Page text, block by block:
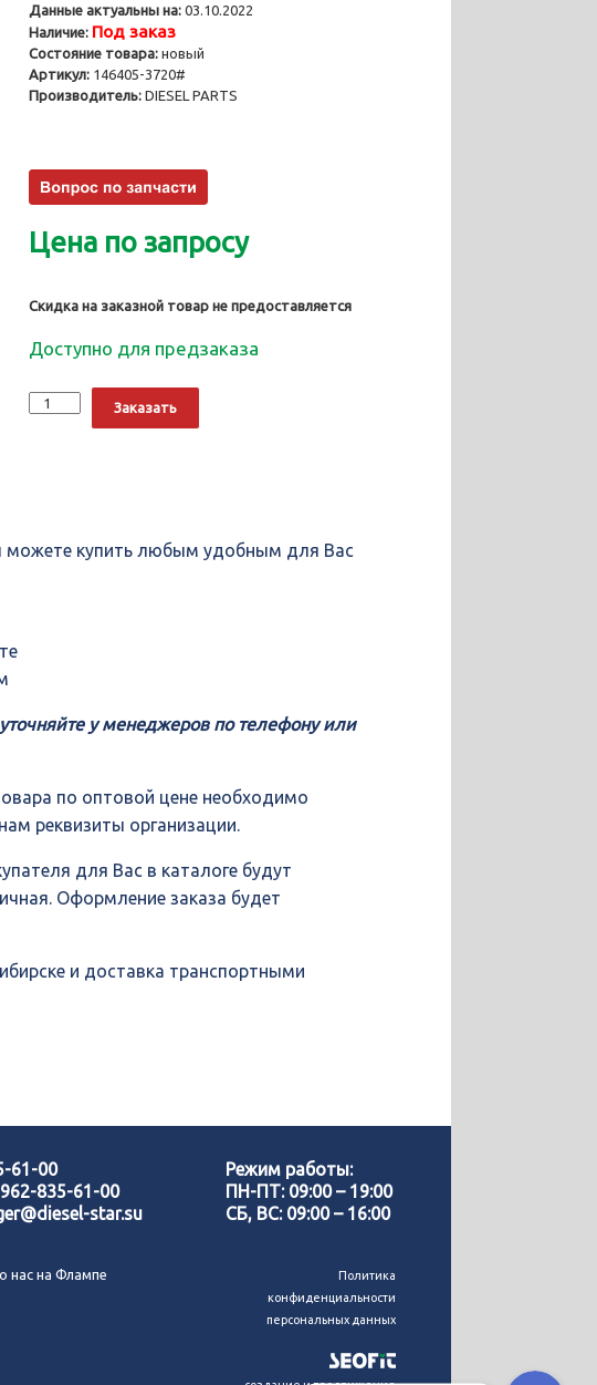
Данные актуальны на: 03.10.2022
Наличие: Под заказ
Состояние товара: новый
Артикул: 146405-3720#
Производитель: DIESEL PARTS
Цена по запросу
Скидка на заказной товар не предоставляется
Доступно для предзаказа
Количество
Плунжер
Заказать
можете купить любым удобным для Вас
у менеджеров по телефону или
по оптовой цене необходимо
реквизиты организации.
для Вас в каталоге будут
Оформление заказа будет
и доставка транспортными
61-00
835-61-00
star.su
Режим работы:
ПН-ПТ: 09:00 – 19:00
СБ, ВС: 09:00 – 16:00
нас на Флампе
Политика
конфиденциальности
персональных данных